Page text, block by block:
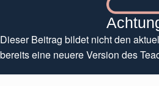
Dieser Beitrag bildet nicht den
bereits eine neuere Version des